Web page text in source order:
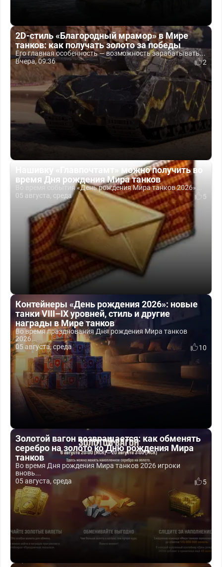
2D-стиль «Благородный мрамор» в Мире
танков: как получать золото за победы
Его главная особенность — возможность зарабатывать...
Вчера, 09:36
2
Нашивку «Главпочтамт» можно получить во
время Дня рождения Мира танков
Во время события «День рождения Мира танков 2026»...
05 августа, среда
5
Контейнеры «День рождения 2026»: новые
танки VIII–IX уровней, стиль и другие
награды в Мире танков
Во время празднования Дня рождения Мира танков
2026...
05 августа, среда
10
Золотой вагон возвращается: как обменять
серебро на золото ко Дню рождения Мира
танков
Во время Дня рождения Мира танков 2026 игроки
вновь...
05 августа, среда
5